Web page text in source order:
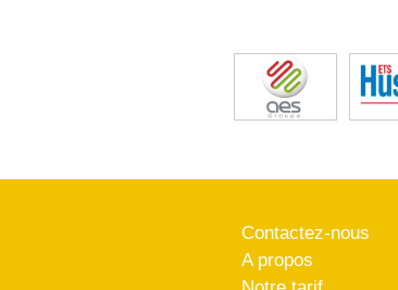
Contactez-nous
A propos